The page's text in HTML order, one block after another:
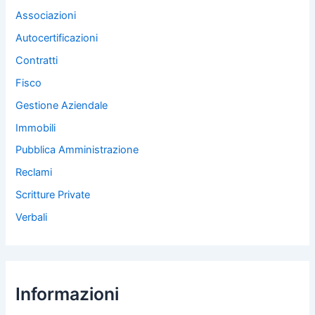
Associazioni
Autocertificazioni
Contratti
Fisco
Gestione Aziendale
Immobili
Pubblica Amministrazione
Reclami
Scritture Private
Verbali
Informazioni